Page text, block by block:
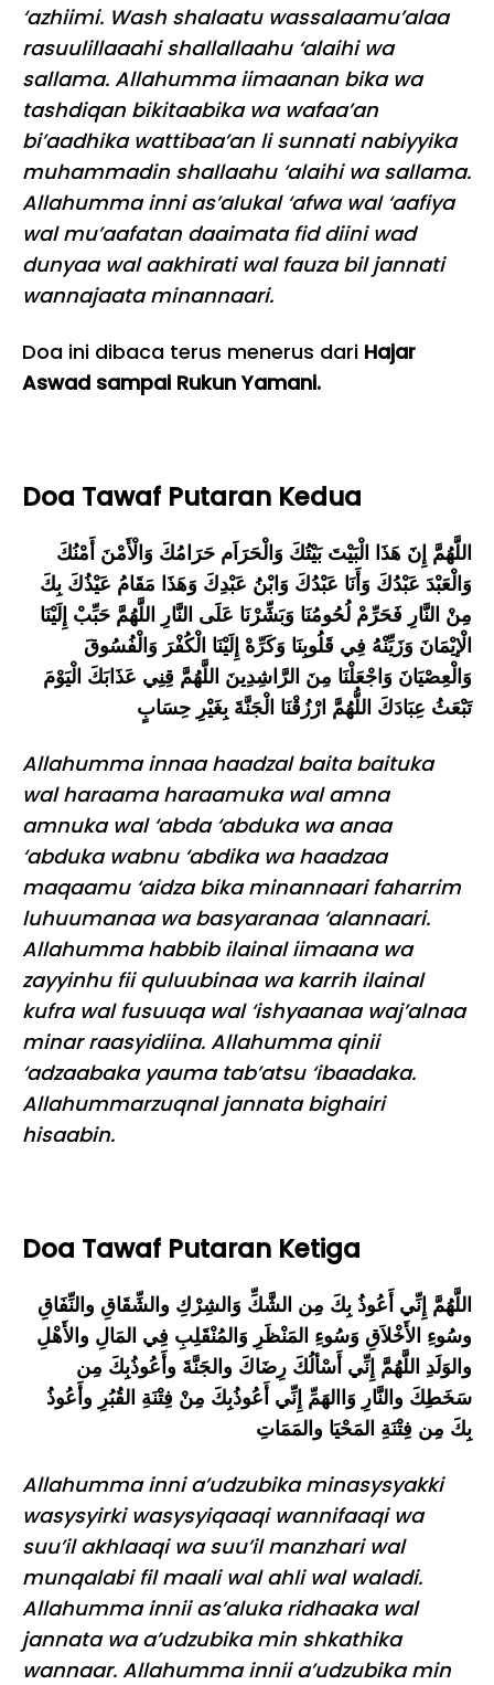
‘azhiimi. Wash shalaatu wassalaamu’alaa
rasuulillaaahi shallallaahu ‘alaihi wa
sallama. Allahumma iimaanan bika wa
tashdiqan bikitaabika wa wafaa’an
bi’aadhika wattibaa’an li sunnati nabiyyika
muhammadin shallaahu ‘alaihi wa sallama.
Allahumma inni as’alukal ‘afwa wal ‘aafiya
wal mu’aafatan daaimata fid diini wad
dunyaa wal aakhirati wal fauza bil jannati
wannajaata minannaari.
Doa ini dibaca terus menerus dari Hajar
Aswad sampai Rukun Yamani.
Doa Tawaf Putaran Kedua
اللَّهُمَّ إِنََ هَذَا الْبَيْتَ بَيْتُكَ وَالْحَرَاَم حَرَامُكَ وَالْأَمْنَ أَمْنُكَ
وَالْعَبْدَ عَبْدُكَ وَأَنَا عَبْدُكَ وَابْنُ عَبْدِكَ وَهَذَا مَقَامُ عَيْذُكَ بِكَ
مِنْ النَّارِ فَحَرِّمْ لُحُومُنَا وَبَشِّرْنَا عَلَى النَّارِ اللَّهُمَّ حَبِّبْ إِلَيْنَا
الْإيْمَانَ وَزَيِّنْهُ فِي قَلُوبِنَا وَكَرِّهْ إِلَيْنَا الْكُفْرَ وَالْفُسُوقَ
وَالْعِصْيَانَ وَاجْعَلْنَا مِنَ الرَّاشِدِينَ اللَّهُمَّ قِنِي عَذَابَكَ الْيَوْمَ
تَبْعَثُ عِبَادَكَ اللُّهُمَّ ارْزُقْنَا الْجَنَّةَ بِغَيْرِ حِسَابٍ
Allahumma innaa haadzal baita baituka
wal haraama haraamuka wal amna
amnuka wal ‘abda ‘abduka wa anaa
‘abduka wabnu ‘abdika wa haadzaa
maqaamu ‘aidza bika minannaari faharrim
luhuumanaa wa basyaranaa ‘alannaari.
Allahumma habbib ilainal iimaana wa
zayyinhu fii quluubinaa wa karrih ilainal
kufra wal fusuuqa wal ‘ishyaanaa waj’alnaa
minar raasyidiina. Allahumma qinii
‘adzaabaka yauma tab’atsu ‘ibaadaka.
Allahummarzuqnal jannata bighairi
hisaabin.
Doa Tawaf Putaran Ketiga
اللَّهُمَّ إِنِّي أَعُوذُ بِكَ مِن الشَّكِّ وَالشِرْكِ والشِّقَاقِ والنِّفَاقِ
وسُوءِ الأَخْلاَقِ وَسُوءِ المَنْظَرِ وَالمُنْقَلِبِ فِي المَالِ والأَهْلِ
والوَلَدِ اللَّهُمَّ إِنِّي أَسْألُكَ رِضَاكَ والجَنَّةَ وأَعُوذُبِكَ مِن
سَخَطِكَ والنَّارِ وَاالهَمِّ إِنِّي أَعُوذُبِكَ مِنْ فِتْنَةِ القُبُرِ وأَعُوذُ
بِكَ مِن فِتْنَةِ المَحْيَا والمَمَاتِ
Allahumma inni a’udzubika minasysyakki
wasysyirki wasysyiqaaqi wannifaaqi wa
suu’il akhlaaqi wa suu’il manzhari wal
munqalabi fil maali wal ahli wal waladi.
Allahumma innii as’aluka ridhaaka wal
jannata wa a’udzubika min shkathika
wannaar. Allahumma innii a’udzubika min